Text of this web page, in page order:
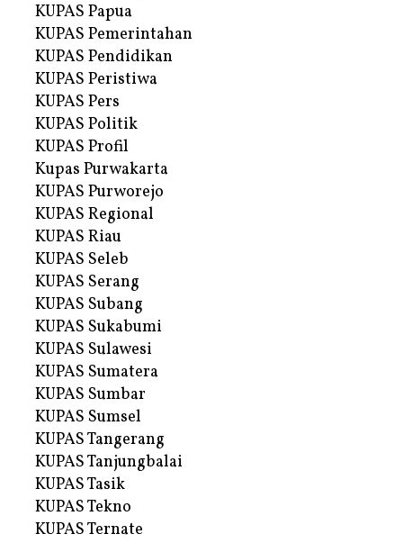
KUPAS Papua
KUPAS Pemerintahan
KUPAS Pendidikan
KUPAS Peristiwa
KUPAS Pers
KUPAS Politik
KUPAS Profil
Kupas Purwakarta
KUPAS Purworejo
KUPAS Regional
KUPAS Riau
KUPAS Seleb
KUPAS Serang
KUPAS Subang
KUPAS Sukabumi
KUPAS Sulawesi
KUPAS Sumatera
KUPAS Sumbar
KUPAS Sumsel
KUPAS Tangerang
KUPAS Tanjungbalai
KUPAS Tasik
KUPAS Tekno
KUPAS Ternate